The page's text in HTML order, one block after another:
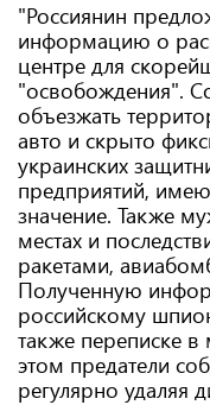
"Россиянин
информацию о
центре для
"освобождения".
объезжать
авто и скрыто
украинских
предприятий,
значение. Также
местах и
ракетами,
Полученную
российскому
также переписке
этом предатели
регулярно